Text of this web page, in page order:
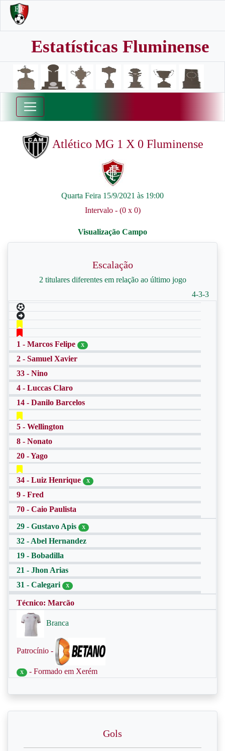
Estatísticas Fluminense
Atlético MG 1 X 0 Fluminense
Quarta Feira 15/9/2021 às 19:00
Intervalo - (0 x 0)
Escalação
2 titulares diferentes em relação ao último jogo
4-3-3
1 - Marcos Felipe X
2 - Samuel Xavier
33 - Nino
4 - Luccas Claro
14 - Danilo Barcelos
5 - Wellington
8 - Nonato
20 - Yago
34 - Luiz Henrique X
9 - Fred
70 - Caio Paulista
29 - Gustavo Apis
X
32 - Abel Hernandez
19 - Bobadilla
21 - Jhon Arias
31 - Calegari
X
Técnico: Marcão
Branca
Patrocínio -
X - Formado em Xerém
Gols